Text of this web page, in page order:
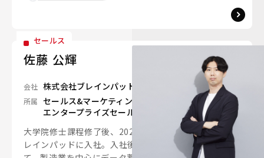
セールス
佐藤 公輝
会社 株式会社ブレインパッド
所属 セールス&マーケティングユニット
エンタープライズセールス1グループ
大学院修士課程修了後、2023年に新卒で営業としてブ
レインパッドに入社。入社後はインサイドセールスを経